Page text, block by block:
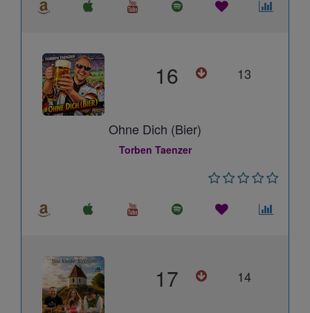
16 13
Ohne Dich (Bier)
Torben Taenzer
17 14